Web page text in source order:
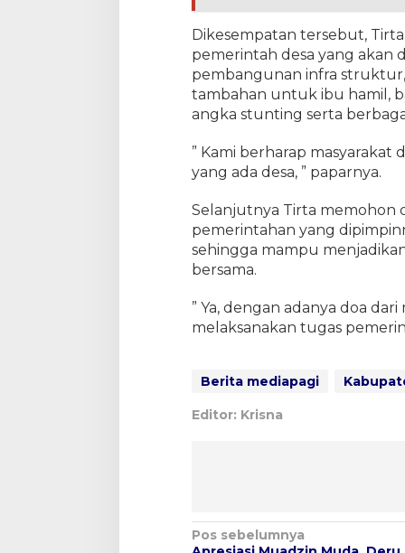
Dikesempatan tersebut,
pemerintah desa yang akan
pembangunan infra
tambahan untuk ibu hamil,
angka stunting serta
” Kami berharap
yang ada desa, ” paparnya.
Selanjutnya Tirta memohon
pemerintahan yang
sehingga mampu
bersama.
” Ya, dengan adanya doa
melaksanakan tugas
Berita mediapagi
Editor: Krisna
N
Pos sebelumnya